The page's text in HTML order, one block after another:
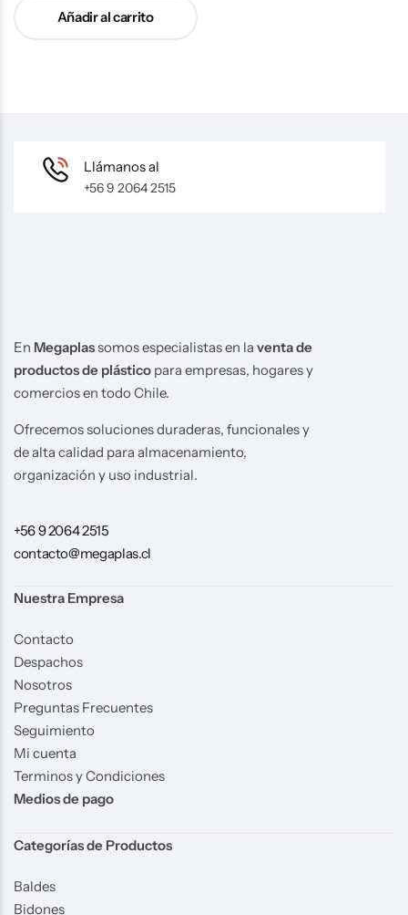
Añadir al carrito
Llámanos al
+56 9 2064 2515
En Megaplassomos especialistas en la venta de
productos de plástico para empresas, hogares y
comercios en todo Chile.
Ofrecemos soluciones duraderas, funcionales y
de alta calidad para almacenamiento,
organización y uso industrial.
+56 9 2064 2515
contacto@megaplas.cl
Nuestra Empresa
Contacto
Despachos
Nosotros
Preguntas Frecuentes
Seguimiento
Mi cuenta
Terminos y Condiciones
Medios de pago
Categorías de Productos
Baldes
Bidones